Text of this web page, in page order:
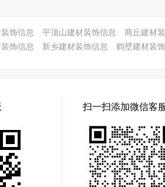
饰信息 平顶山建材装饰信息 商丘建材
饰信息 新乡建材装饰信息 鹤壁建材装
扫一扫添加微信客